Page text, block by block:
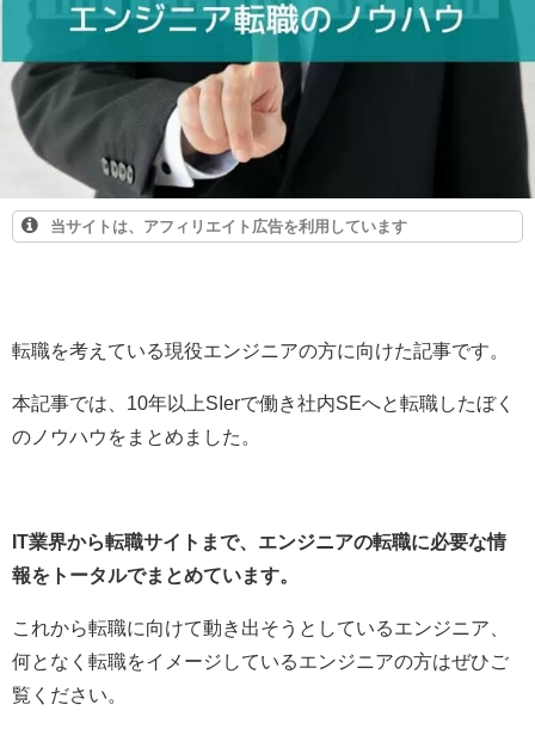
当サイトは、アフィリエイト広告を利用しています
転職を考えている現役エンジニアの方に向けた記事です。
本記事では、10年以上SIerで働き社内SEへと転職したぼく
のノウハウをまとめました。
IT業界から転職サイトまで、エンジニアの転職に必要な情
報をトータルでまとめています。
これから転職に向けて動き出そうとしているエンジニア、
何となく転職をイメージしているエンジニアの方はぜひご
覧ください。